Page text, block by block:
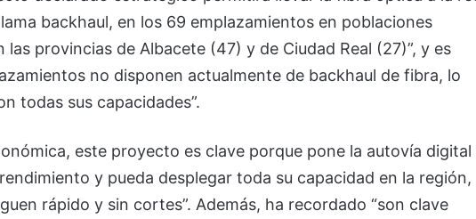
backhaul, en los 69 emplazamientos en poblaciones
provincias de Albacete (47) y de Ciudad Real (27)”, y es
no disponen actualmente de backhaul de fibra, lo
todas sus capacidades”.
este proyecto es clave porque pone la autovía digital
y pueda desplegar toda su capacidad en la región,
rápido y sin cortes”. Además, ha recordado “son clave